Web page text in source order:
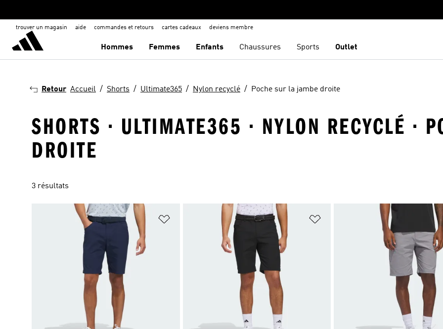
trouver un magasin aide commandes et retours cartes cadeaux deviens membre
Hommes Femmes Enfants Chaussures Sports Outlet
Retour Accueil Shorts Ultimate365 Nylon recyclé Poche sur la jambe droite
SHORTS · ULTIMATE365 · NYLON RECYCLÉ ·
DROITE
3 résultats
Ajouter à la Liste de produits favoris Ajouter à la Liste de produits